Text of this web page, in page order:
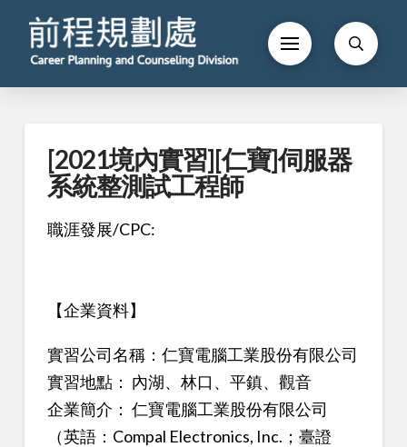
[2021境內實習][仁寶]伺服器
系統整測試工程師
職涯發展/CPC:
【企業資料】
實習公司名稱：仁寶電腦工業股份有限公司
實習地點： 內湖、林口、平鎮、觀音
企業簡介： 仁寶電腦工業股份有限公司
（英語：Compal Electronics, Inc.；臺證